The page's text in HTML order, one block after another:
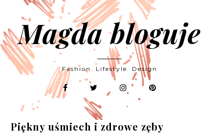
Magda bloguje
Fashion. Lifestyle. Design
Piękny uśmiech i zdrowe zęby